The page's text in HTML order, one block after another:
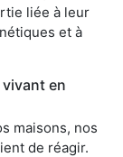
liée à leur
et à
en
maisons, nos
de réagir.